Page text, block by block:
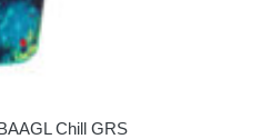
Chill GRS